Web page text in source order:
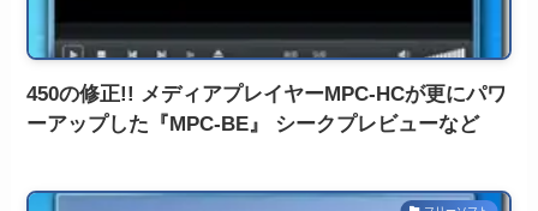
450の修正!! メディアプレイヤーMPC-HCが更にパワ
ーアップした『MPC-BE』 シークプレビューなど